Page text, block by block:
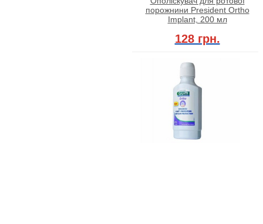
порожнини President Ortho
Implant, 200 мл
128 грн.